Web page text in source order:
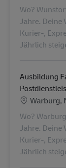
Wo?
Jahre. Deine
Kurier-,
Jährlich
Ausbildung
Localização
Warburg,
Wo?
Jahre. Deine
Kurier-,
Jährlich